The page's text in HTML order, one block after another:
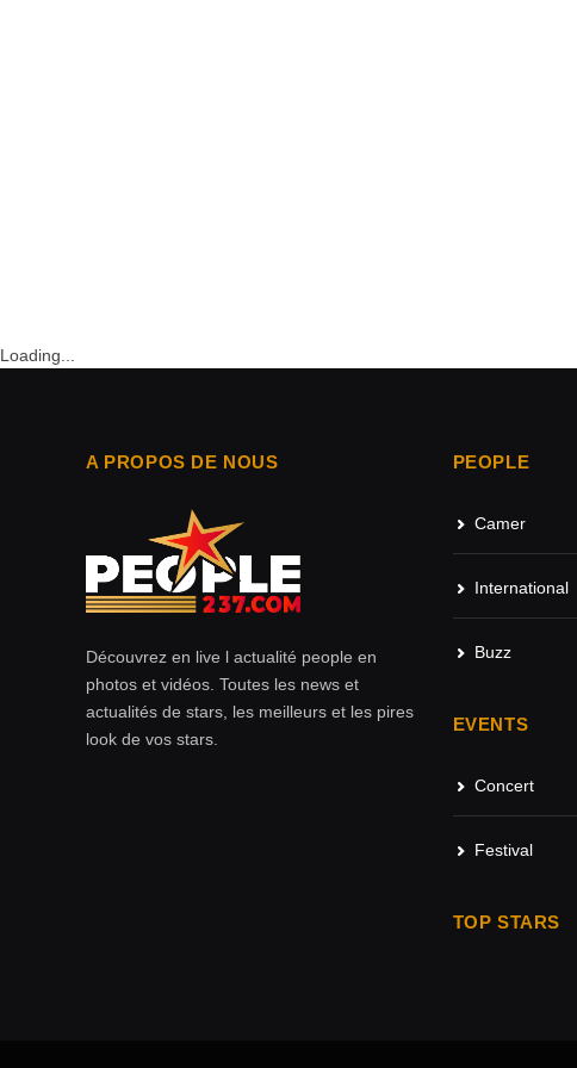
Loading...
A PROPOS DE NOUS
Découvrez en live l actualité people en
photos et vidéos. Toutes les news et
actualités de stars, les meilleurs et les pires
look de vos stars.
PEOPLE
Camer
International
Buzz
EVENTS
Concert
Festival
TOP STARS